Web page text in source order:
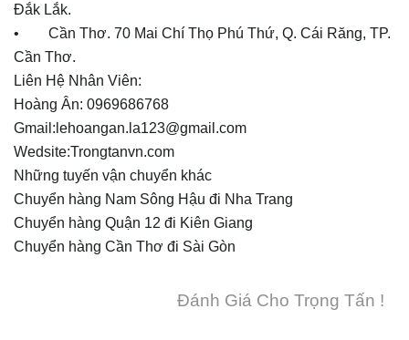
Đắk Lắk.
• Cần Thơ. 70 Mai Chí Thọ Phú Thứ, Q. Cái Răng, TP.
Cần Thơ.
Liên Hệ Nhân Viên:
Hoàng Ân: 0969686768
Gmail:lehoangan.la123@gmail.com
Wedsite:Trongtanvn.com
Những tuyến vận chuyển khác
Chuyển hàng Nam Sông Hậu đi Nha Trang
Chuyển hàng Quận 12 đi Kiên Giang
Chuyển hàng Cần Thơ đi Sài Gòn
Đánh Giá Cho Trọng Tấn !